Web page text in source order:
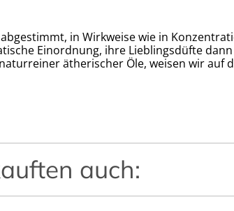
in Wirkweise wie in
Einordnung, ihre Lieblingsdüfte
ätherischer Öle, weisen wir auf
auch: